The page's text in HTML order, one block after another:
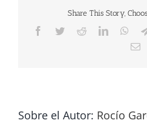
Share This Story,
Facebook
TwitterRedditLinkedIn
Sobre el Autor: Rocío